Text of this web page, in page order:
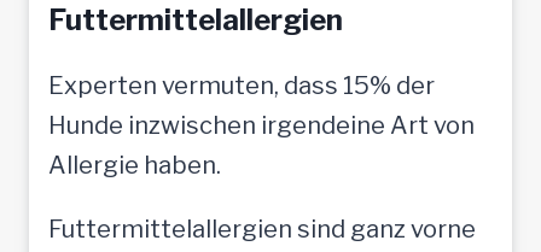
Futtermittelallergien
Experten vermuten, dass 15% der
Hunde inzwischen irgendeine Art von
Allergie haben.
Futtermittelallergien sind ganz vorne